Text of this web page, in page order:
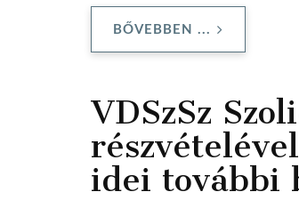
BŐVEBBEN ...
VDSzSz
idei további